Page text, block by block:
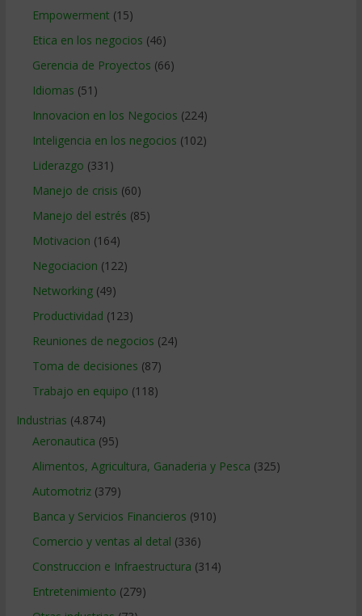
Empowerment (15)
Etica en los negocios (46)
Gerencia de Proyectos (66)
Idiomas (51)
Innovacion en los Negocios (224)
Inteligencia en los negocios (102)
Liderazgo (331)
Manejo de crisis (60)
Manejo del estrés (85)
Motivacion (164)
Negociacion (122)
Networking(49)
Productividad (123)
Reuniones de negocios (24)
Toma de decisiones (87)
Trabajo en equipo (118)
Industrias (4.874)
Aeronautica (95)
Alimentos, Agricultura, Ganaderia y Pesca (325)
Automotriz(379)
Banca y Servicios Financieros (910)
Comercio y ventas al detal (336)
Construccion e Infraestructura (314)
Entretenimiento (279)